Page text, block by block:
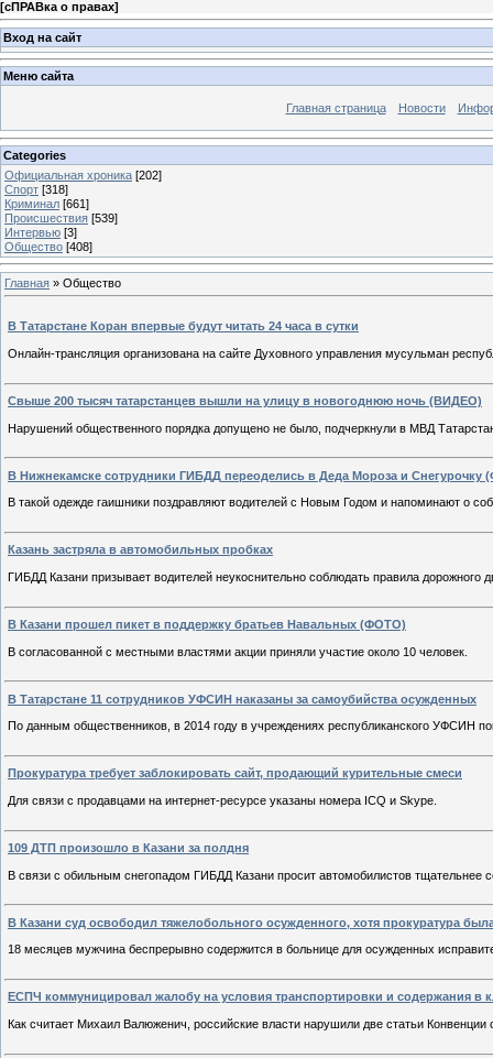
[сПРАВка о правах]
Вход на сайт
Меню сайта
Главная страница Новости
Categories
Официальная хроника [202]
Спорт [318]
Криминал [661]
Происшествия [539]
Интервью [3]
Общество [408]
Главная » Общество
В Татарстане Коран впервые будут читать 24 часа в сутки
Онлайн-трансляция организована на сайте Духовного управления мусульман
Свыше 200 тысяч татарстанцев вышли на улицу в новогоднюю ночь (ВИДЕО)
Нарушений общественного порядка допущено не было, подчеркнули в МВД
В Нижнекамске сотрудники ГИБДД переоделись в Деда Мороза и Снегурочку
В такой одежде гаишники поздравляют водителей с Новым Годом и напоминают о
Казань застряла в автомобильных пробках
ГИБДД Казани призывает водителей неукоснительно соблюдать правила дорожного
В Казани прошел пикет в поддержку братьев Навальных (ФОТО)
В согласованной с местными властями акции приняли участие около 10 человек.
В Татарстане 11 сотрудников УФСИН наказаны за самоубийства осужденных
По данным общественников, в 2014 году в учреждениях республиканского УФСИН
Прокуратура требует заблокировать сайт, продающий курительные смеси
Для связи с продавцами на интернет-ресурсе указаны номера ICQ и Skype.
109 ДТП произошло в Казани за полдня
В связи с обильным снегопадом ГИБДД Казани просит автомобилистов тщательнее
В Казани суд освободил тяжелобольного осужденного, хотя прокуратура
18 месяцев мужчина беспрерывно содержится в больнице для осужденных
ЕСПЧ коммуницировал жалобу на условия транспортировки и содержания в
Как считает Михаил Валюженич, российские власти нарушили две статьи